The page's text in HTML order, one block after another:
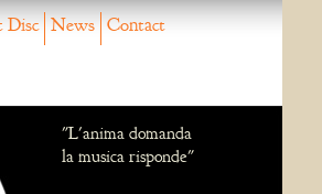
Disc News Contact
"L'anima domanda
la musica risponde"